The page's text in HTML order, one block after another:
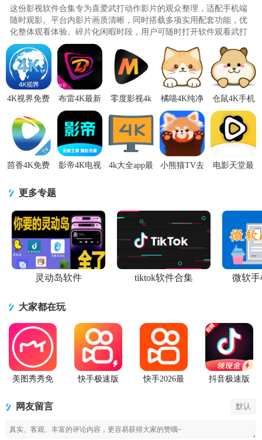
这份影视软件合集专为喜爱武打动作影片的观众整理，适配手机端
随时观影。平台内影片画质清晰，同时搭载多项实用配套功能，优
化整体观看体验。碎片化闲暇时段，用户可随时打开软件观看武打
影片，丰富的特色功能也能解..
4K视界免费
复版
布雷4K最新
版v3.5.1 修
复纯净版
零度影视4k
复纯净版
橘喵4K纯净
版v2.4.1 修
复版
仓鼠4K手机
版V4.5.0 手
机版
茴香4K免费
新版
影帝4K电视
4k大全app最
小熊猫TV去
电影天堂最
更多专题
灵动岛软件 tiktok软件合集 微软手
大家都在玩
美图秀秀免
快手极速版
快手2026最
抖音极速版
网友留言 默认